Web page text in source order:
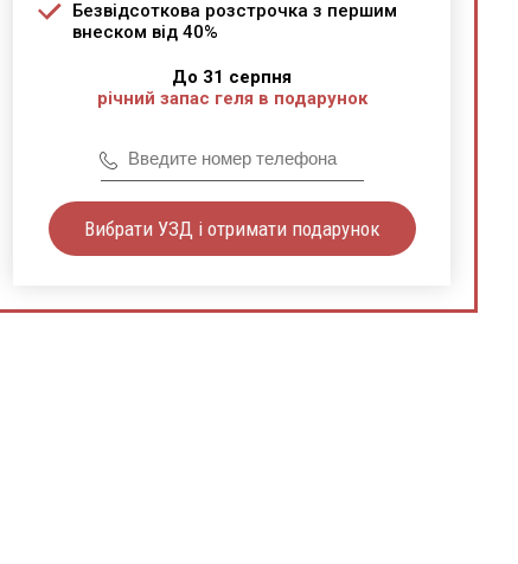
Безвідсоткова розстрочка з першим
внеском від 40%
До 31 серпня
річний запас геля в подарунок
Вибрати УЗД і отримати подарунок